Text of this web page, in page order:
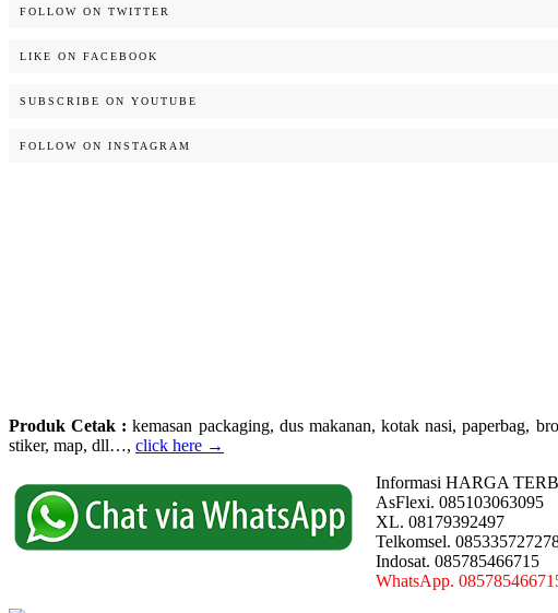
FOLLOW ON TWITTER
LIKE ON FACEBOOK
SUBSCRIBE ON YOUTUBE
FOLLOW ON INSTAGRAM
Produk Cetak : kemasan packaging, dus makanan, kotak nasi, paperbag,
stiker, map, dll…, click here →
Informasi HARGA
AsFlexi. 085103063095
XL. 08179392497
Telkomsel.
Indosat. 085785466715
WhatsApp.